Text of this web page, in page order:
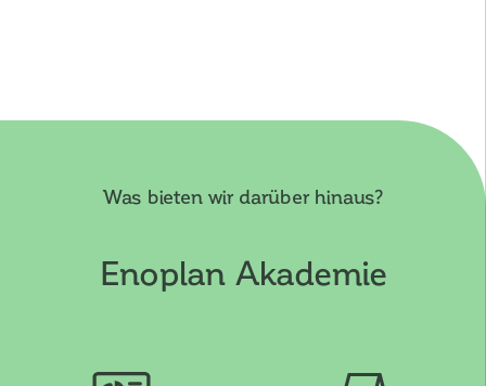
Was bieten wir darüber hinaus?
Enoplan Akademie